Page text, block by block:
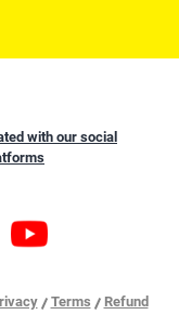
with our social
Terms Refund